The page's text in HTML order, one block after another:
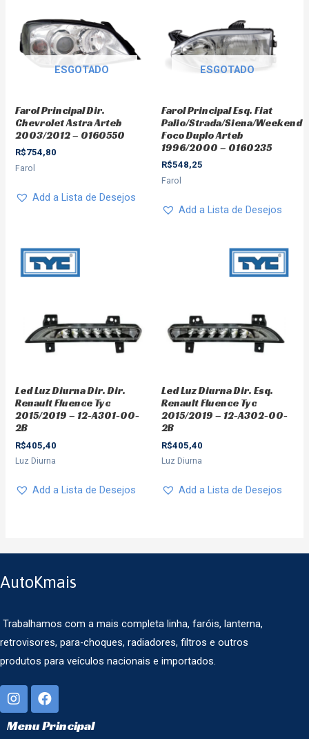
ESGOTADO
Farol Principal Dir.
Chevrolet Astra Arteb
2003/2012 – 0160550
R$754,80
Farol
Add a Lista de Desejos
ESGOTADO
Farol Principal Esq. Fiat
Palio/Strada/Siena/Weekend
Foco Duplo Arteb
1996/2000 – 0160235
R$548,25
Farol
Add a Lista de Desejos
Led Luz Diurna Dir. Dir.
Renault Fluence Tyc
2015/2019 – 12-A301-00-
2B
R$405,40
Luz Diurna
Add a Lista de Desejos
Led Luz Diurna Dir. Esq.
Renault Fluence Tyc
2015/2019 – 12-A302-00-
2B
R$405,40
Luz Diurna
Add a Lista de Desejos
AutoKmais
Trabalhamos com a mais completa linha, faróis, lanterna,
retrovisores, para-choques, radiadores, filtros e outros
produtos para veículos nacionais e importados.
Menu Principal